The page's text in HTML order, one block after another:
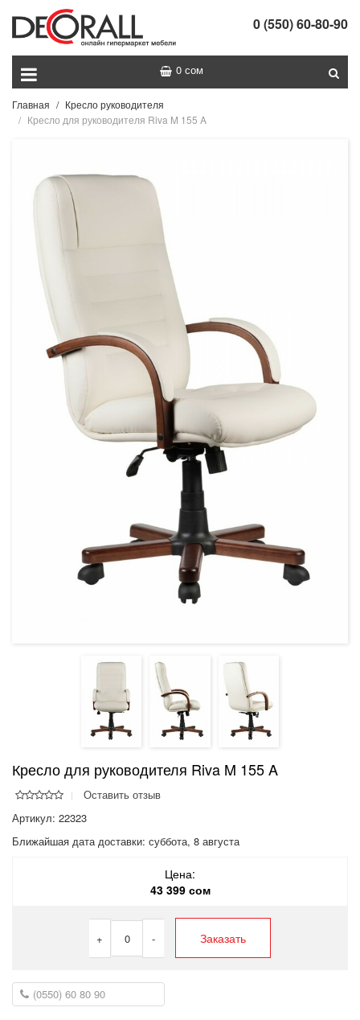
0 (550) 60-80-90
0 сом
Главная
Кресло руководителя
Кресло для руководителя Riva M 155 A
Кресло для руководителя Riva M 155 A
Оставить отзыв
Артикул: 22323
Ближайшая дата доставки: суббота, 8 августа
Цена:
43 399 сом
+ 0 - Заказать